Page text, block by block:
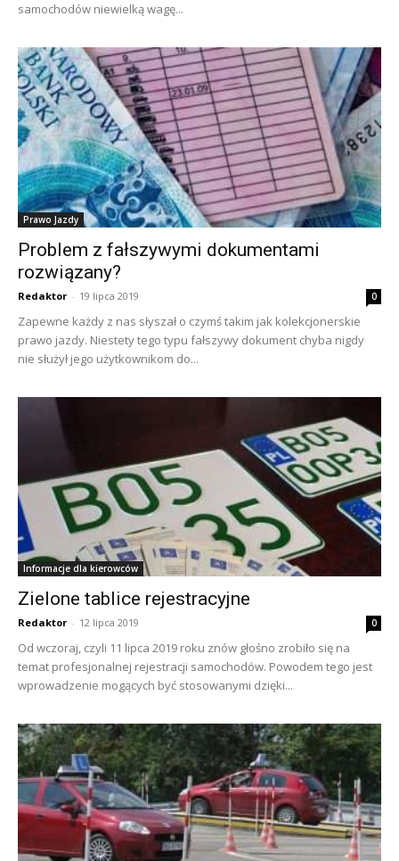
samochodów niewielką wagę...
Prawo Jazdy
Problem z fałszywymi dokumentami
rozwiązany?
Redaktor - 19 lipca 2019 0
Zapewne każdy z nas słyszał o czymś takim jak kolekcjonerskie
prawo jazdy. Niestety tego typu fałszywy dokument chyba nigdy
nie służył jego użytkownikom do...
Informacje dla kierowców
Zielone tablice rejestracyjne
Redaktor - 12 lipca 2019 0
Od wczoraj, czyli 11 lipca 2019 roku znów głośno zrobiło się na
temat profesjonalnej rejestracji samochodów. Powodem tego jest
wprowadzenie mogących być stosowanymi dzięki...